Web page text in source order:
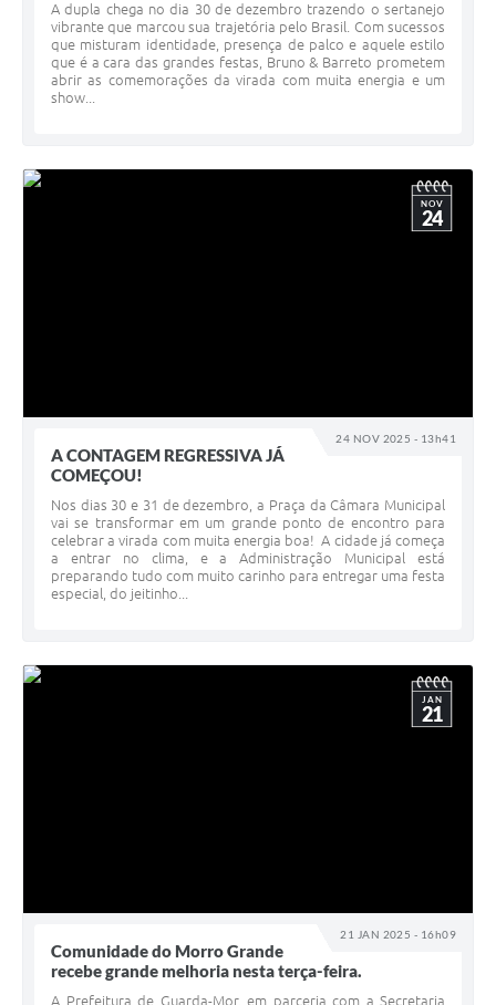
A dupla chega no dia 30 de dezembro trazendo o sertanejo
vibrante que marcou sua trajetória pelo Brasil. Com sucessos
que misturam identidade, presença de palco e aquele estilo
que é a cara das grandes festas, Bruno & Barreto prometem
abrir as comemorações da virada com muita energia e um
show...
24 NOV 2025 - 13h41
NOV
24
A CONTAGEM REGRESSIVA JÁ
COMEÇOU!
Nos dias 30 e 31 de dezembro, a Praça da Câmara Municipal
vai se transformar em um grande ponto de encontro para
celebrar a virada com muita energia boa! A cidade já começa
a entrar no clima, e a Administração Municipal está
preparando tudo com muito carinho para entregar uma festa
especial, do jeitinho...
21 JAN 2025 - 16h09
JAN
21
Comunidade do Morro Grande
recebe grande melhoria nesta terça-feira.
A Prefeitura de Guarda-Mor, em parceria com a Secretaria